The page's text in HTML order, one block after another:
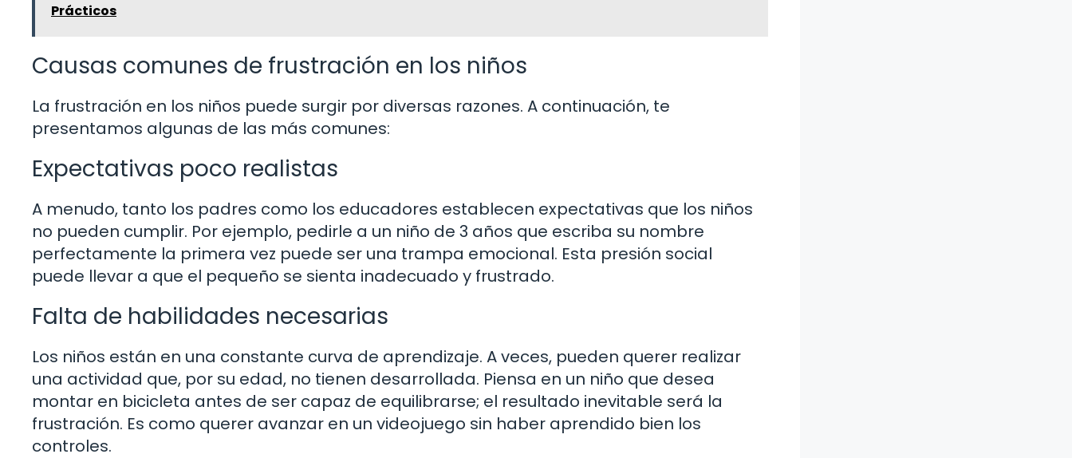
Prácticos
Causas comunes de frustración en los niños
La frustración en los niños puede surgir por diversas razones. A continuación, te
presentamos algunas de las más comunes:
Expectativas poco realistas
A menudo, tanto los padres como los educadores establecen expectativas que los niños
no pueden cumplir. Por ejemplo, pedirle a un niño de 3 años que escriba su nombre
perfectamente la primera vez puede ser una trampa emocional. Esta presión social
puede llevar a que el pequeño se sienta inadecuado y frustrado.
Falta de habilidades necesarias
Los niños están en una constante curva de aprendizaje. A veces, pueden querer realizar
una actividad que, por su edad, no tienen desarrollada. Piensa en un niño que desea
montar en bicicleta antes de ser capaz de equilibrarse; el resultado inevitable será la
frustración. Es como querer avanzar en un videojuego sin haber aprendido bien los
controles.